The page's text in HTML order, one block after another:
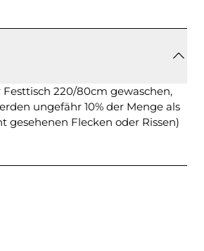
Festtisch 220/80cm gewaschen,
ungefähr 10% der Menge als
gesehenen Flecken oder Rissen)